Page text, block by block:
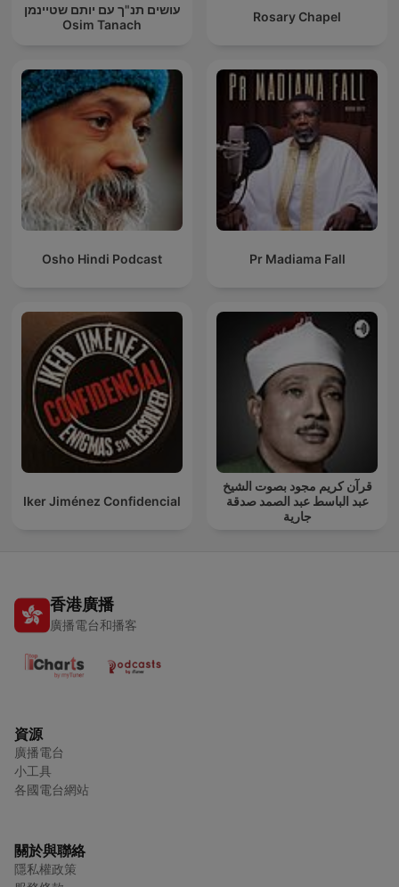
עושים תנ"ך עם יותם שטיינמן
Osim Tanach
Rosary Chapel
Osho Hindi Podcast Pr Madiama Fall
Iker Jiménez Confidencial
قرآن كريم مجود بصوت الشيخ
عبد الباسط عبد الصمد صدقة
جارية
香港廣播
廣播電台和播客
資源
廣播電台
小工具
各國電台網站
關於與聯絡
隱私權政策